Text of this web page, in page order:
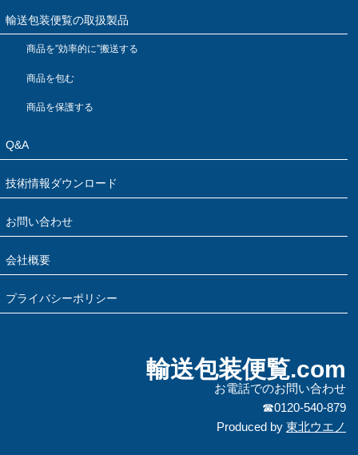
輸送包装便覧の取扱製品
商品を”効率的に”搬送する
商品を包む
商品を保護する
Q&A
技術情報ダウンロード
お問い合わせ
会社概要
プライバシーポリシー
輸送包装便覧.com
お電話でのお問い合わせ
☎0120-540-879
Produced by 東北ウエノ